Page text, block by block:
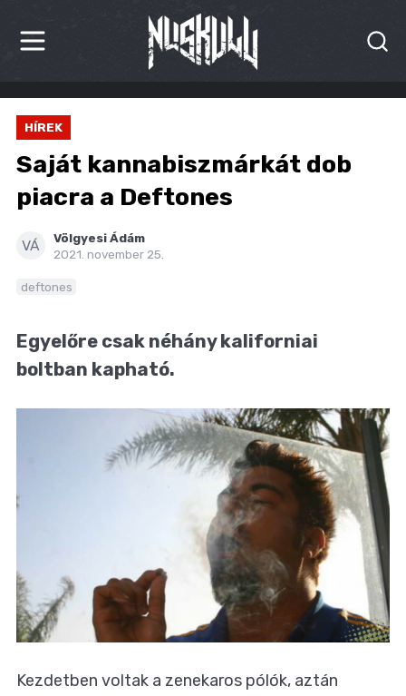
HÍREK
KRITIKÁK
BESZÁMOLÓK
MÁSVILÁG
HÍREK
Saját kannabiszmárkát dob
piacra a Deftones
VÁ
Völgyesi Ádám
2021. november 25.
deftones
Egyelőre csak néhány kaliforniai
boltban kapható.
Kezdetben voltak a zenekaros pólók, aztán